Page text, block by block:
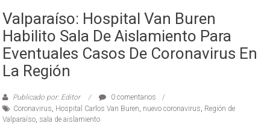
Valparaíso: Hospital Van Buren
Habilito Sala De Aislamiento Para
Eventuales Casos De Coronavirus En
La Región
Publicado por: Editor
0 comentarios
Coronavirus, Hospital Carlos Van Buren, nuevo coronavirus, Región de
Valparaíso, sala de aislamiento